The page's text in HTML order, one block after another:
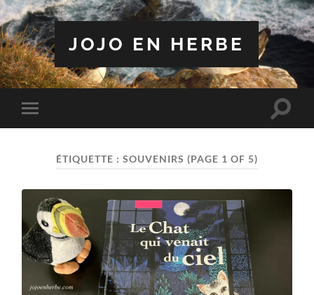
JOJO EN HERBE
Toggle
mobile
Toggle
ÉTIQUETTE : SOUVENIRS (PAGE 1 OF 5)